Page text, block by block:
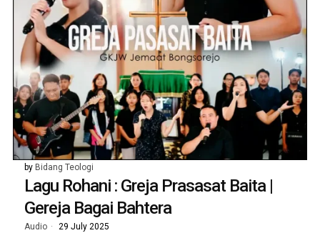
by Bidang Teologi
Lagu Rohani : Greja Prasasat Baita |
Gereja Bagai Bahtera
Audio 29 July 2025